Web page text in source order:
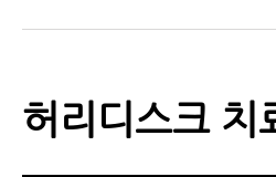
- 허리디스크 허
- 자고 일어나면
허리디스크 치